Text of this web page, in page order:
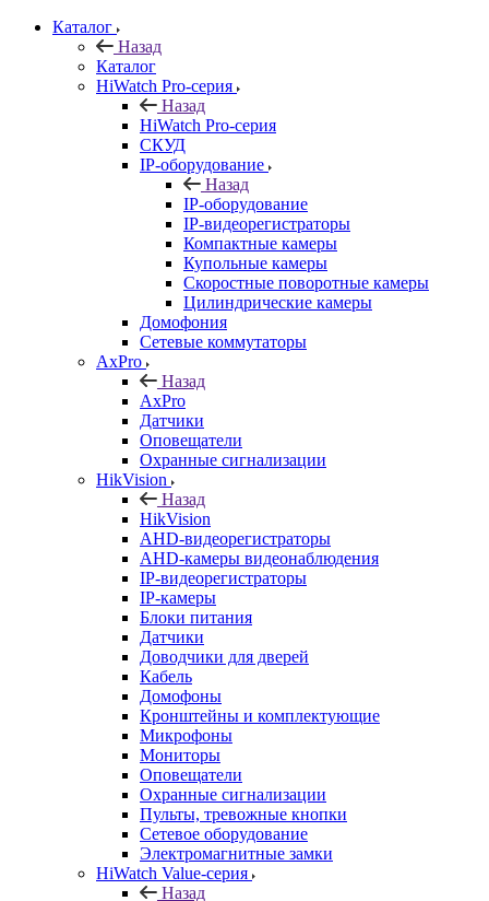
Каталог
Назад
Каталог
HiWatch Pro-серия
Назад
HiWatch Pro-серия
CКУД
IP-оборудование
Назад
IP-оборудование
IP-видеорегистраторы
Компактные камеры
Купольные камеры
Скоростные поворотные камеры
Цилиндрические камеры
Домофония
Сетевые коммутаторы
AxPro
Назад
AxPro
Датчики
Оповещатели
Охранные сигнализации
HikVision
Назад
HikVision
AHD-видеорегистраторы
AHD-камеры видеонаблюдения
IP-видеорегистраторы
IP-камеры
Блоки питания
Датчики
Доводчики для дверей
Кабель
Домофоны
Кронштейны и комплектующие
Микрофоны
Мониторы
Оповещатели
Охранные сигнализации
Пульты, тревожные кнопки
Сетевое оборудование
Электромагнитные замки
HiWatch Value-серия
Назад